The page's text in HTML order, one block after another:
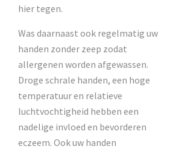
hier tegen.
Was daarnaast ook regelmatig uw
handen zonder zeep zodat
allergenen worden afgewassen.
Droge schrale handen, een hoge
temperatuur en relatieve
luchtvochtigheid hebben een
nadelige invloed en bevorderen
eczeem. Ook uw handen